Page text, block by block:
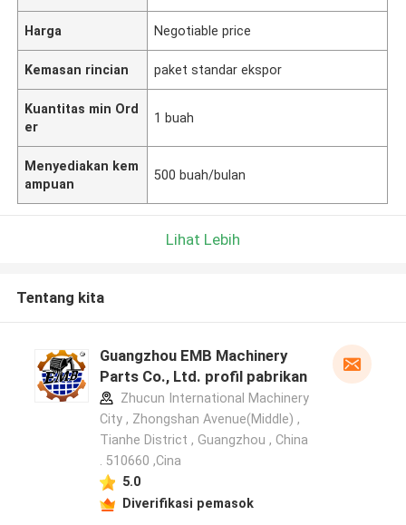
Harga Negotiable price
Kemasan rincian paket standar ekspor
Kuantitas min Ord
er
1 buah
Menyediakan kem
ampuan
500 buah/bulan
Lihat Lebih
Tentang kita
Guangzhou EMB Machinery
Parts Co., Ltd. profil pabrikan
Zhucun International Machinery
City , Zhongshan Avenue(Middle) ,
Tianhe District , Guangzhou , China
. 510660 ,Cina
5.0
Diverifikasi pemasok